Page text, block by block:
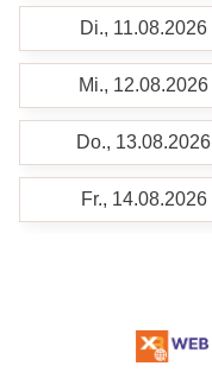
Di., 11.08.2026
Mi., 12.08.2026
Do., 13.08.2026
Fr., 14.08.2026